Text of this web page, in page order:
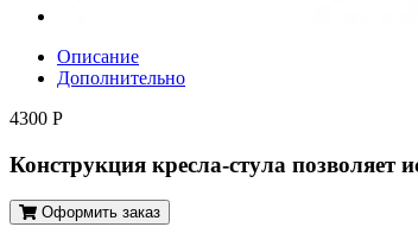
Описание
Дополнительно
4300 Р
Конструкция кресла-стула позволяет
Оформить заказ